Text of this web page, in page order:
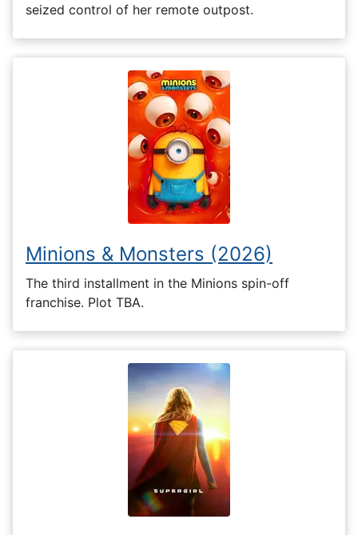
seized control of her remote outpost.
Minions & Monsters (2026)
The third installment in the Minions spin-off
franchise. Plot TBA.